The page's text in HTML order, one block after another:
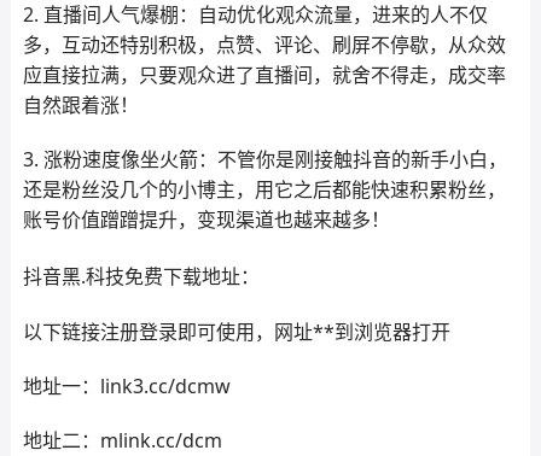
2. 直播间人气爆棚：自动优化观众流量，进来的人不仅
多，互动还特别积极，点赞、评论、刷屏不停歇，从众效
应直接拉满，只要观众进了直播间，就舍不得走，成交率
自然跟着涨！
3. 涨粉速度像坐火箭：不管你是刚接触抖音的新手小白，
还是粉丝没几个的小博主，用它之后都能快速积累粉丝，
账号价值蹭蹭提升，变现渠道也越来越多！
抖音黑.科技免费下载地址：
以下链接注册登录即可使用，网址**到浏览器打开
地址一：link3.cc/dcmw
地址二：mlink.cc/dcm